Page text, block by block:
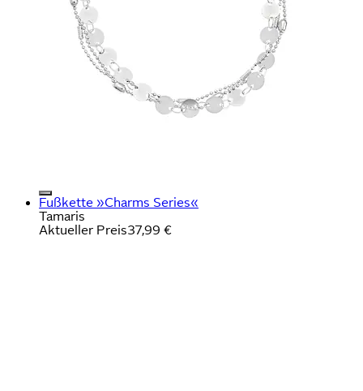
Fußkette »Charms Series«
Tamaris
Aktueller Preis37,99 €